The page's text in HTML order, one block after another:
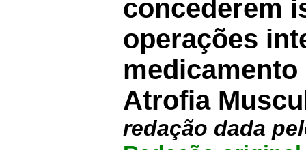
concederem
operações
Atrofia
redação dada